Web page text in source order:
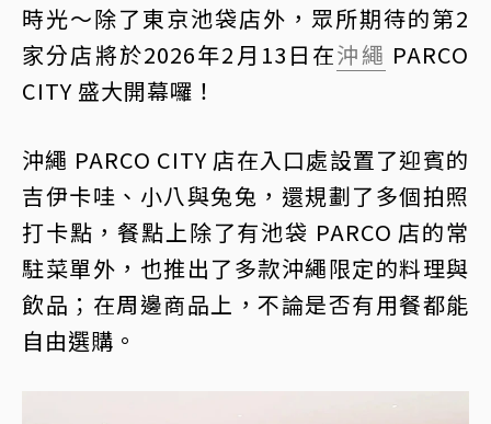
時光～除了東京池袋店外，眾所期待的第2
家分店將於2026年2月13日在沖繩 PARCO
CITY 盛大開幕囉！
沖繩 PARCO CITY 店在入口處設置了迎賓的
吉伊卡哇、小八與兔兔，還規劃了多個拍照
打卡點，餐點上除了有池袋 PARCO 店的常
駐菜單外，也推出了多款沖繩限定的料理與
飲品；在周邊商品上，不論是否有用餐都能
自由選購。